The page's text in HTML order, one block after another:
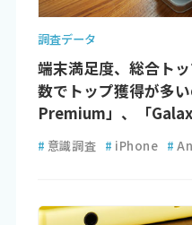
調査データ
端末満足度、総合ト
数でトップ獲得が多
Premium」、「
# 意識調査 # iPhone #